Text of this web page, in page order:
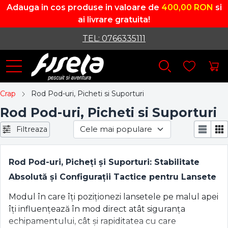
Adauga in cos produse in valoare de 400,00 RON si
ai livrare gratuita!
TEL: 0766335111
Crap Rod Pod-uri, Picheti si Suporturi
Rod Pod-uri, Picheti si Suporturi
Filtreaza
Rod Pod-uri, Picheți și Suporturi: Stabilitate
Absolută și Configurații Tactice pentru Lansete
Modul în care îți poziționezi lansetele pe malul apei
îți influențează în mod direct atât siguranța
echipamentului, cât și rapiditatea cu care